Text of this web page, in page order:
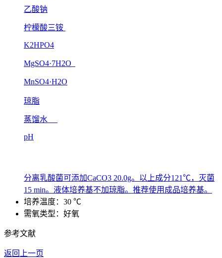
乙酸钠
柠檬酸三铵
K2HPO4
MgSO4·7H2O
MnSO4·H2O
琼脂
蒸馏水
pH
分离乳酸菌可添加CaCO3 20.0g。以上成分121℃，灭菌
15 min。液体培养基不加琼脂。推荐使用成品培养基。
培养温度：30 ℃
需氧类型：好氧
参考文献
返回上一页